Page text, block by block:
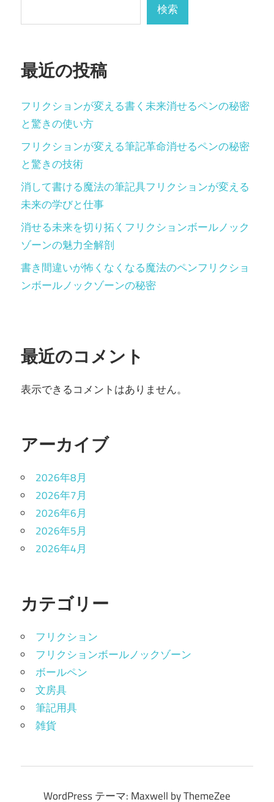
ョ
検索
最近の投稿
フリクションが変える書く未来消せるペンの秘密
と驚きの使い方
フリクションが変える筆記革命消せるペンの秘密
と驚きの技術
消して書ける魔法の筆記具フリクションが変える
未来の学びと仕事
消せる未来を切り拓くフリクションボールノック
ゾーンの魅力全解剖
書き間違いが怖くなくなる魔法のペンフリクショ
ンボールノックゾーンの秘密
最近のコメント
表示できるコメントはありません。
アーカイブ
2026年8月
2026年7月
2026年6月
2026年5月
2026年4月
カテゴリー
フリクション
フリクションボールノックゾーン
ボールペン
文房具
筆記用具
雑貨
WordPress テーマ: Maxwell by ThemeZee